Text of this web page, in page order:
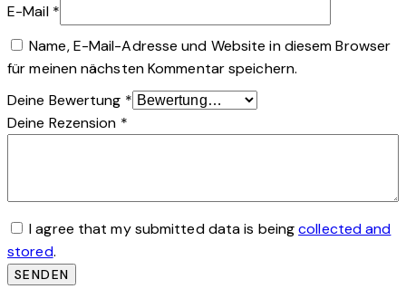
E-Mail *
Name, E-Mail-Adresse und Website in diesem Browser
für meinen nächsten Kommentar speichern.
Deine Bewertung *
Deine Rezension *
I agree that my submitted data is beingcollected and
stored.